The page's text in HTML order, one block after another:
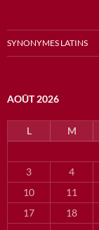
SYNONYMES LATINS
AOÛT 2026
L M
3
4
10
11
17
18